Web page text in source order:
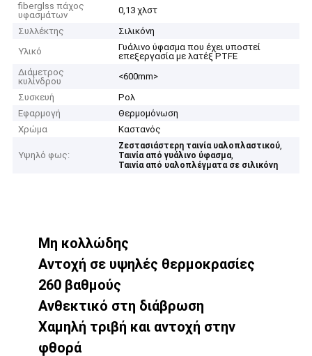
fiberglss πάχος
υφασμάτων
0,13 χλστ
Συλλέκτης
Σιλικόνη
Υλικό
Γυάλινο ύφασμα που έχει υποστεί
επεξεργασία με λατέξ PTFE
Διάμετρος
κυλίνδρου
<600mm>
Συσκευή
Ρολ
Εφαρμογή
Θερμομόνωση
Χρώμα
Καστανός
Υψηλό φως:
Ζεστασιάστερη ταινία υαλοπλαστικού,
Ταινία από γυάλινο ύφασμα,
Ταινία από υαλοπλέγματα σε σιλικόνη
Μη κολλώδης
Αντοχή σε υψηλές θερμοκρασίες
260 βαθμούς
Ανθεκτικό στη διάβρωση
Χαμηλή τριβή και αντοχή στην
φθορά